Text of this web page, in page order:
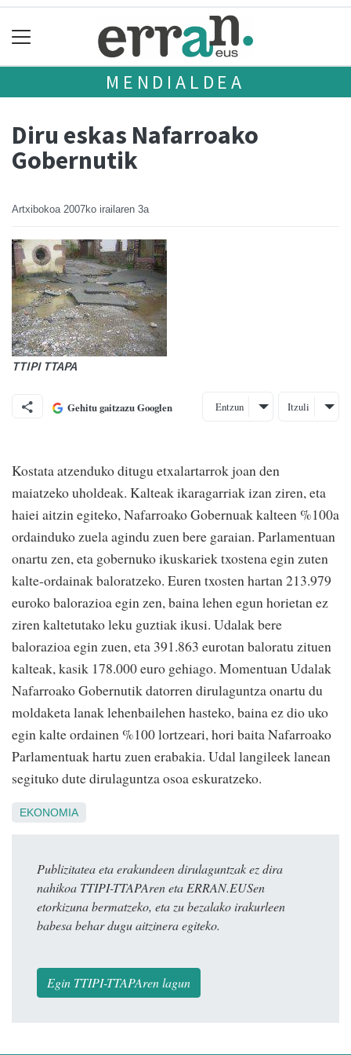
MENDIALDEA
Diru eskas Nafarroako
Gobernutik
Artxibokoa 2007ko irailaren 3a
TTIPI TTAPA
Gehitu gaitzazu Googlen Entzun Itzuli
Kostata atzenduko ditugu etxalartarrok joan den
maiatzeko uholdeak. Kalteak ikaragarriak izan ziren, eta
haiei aitzin egiteko, Nafarroako Gobernuak kalteen %100a
ordainduko zuela agindu zuen bere garaian. Parlamentuan
onartu zen, eta gobernuko ikuskariek txostena egin zuten
kalte-ordainak baloratzeko. Euren txosten hartan 213.979
euroko balorazioa egin zen, baina lehen egun horietan ez
ziren kaltetutako leku guztiak ikusi. Udalak bere
balorazioa egin zuen, eta 391.863 eurotan baloratu zituen
kalteak, kasik 178.000 euro gehiago. Momentuan Udalak
Nafarroako Gobernutik datorren dirulaguntza onartu du
moldaketa lanak lehenbailehen hasteko, baina ez dio uko
egin kalte ordainen %100 lortzeari, hori baita Nafarroako
Parlamentuak hartu zuen erabakia. Udal langileek lanean
segituko dute dirulaguntza osoa eskuratzeko.
EKONOMIA
Publizitatea eta erakundeen dirulaguntzak ez dira
nahikoa TTIPI-TTAPAren eta ERRAN.EUSen
etorkizuna bermatzeko, eta zu bezalako irakurleen
babesa behar dugu aitzinera egiteko.
Egin TTIPI-TTAPAren lagun